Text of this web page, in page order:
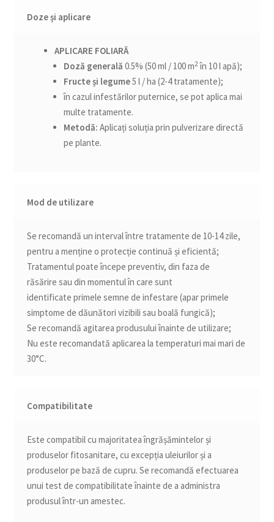
Doze și aplicare
APLICARE FOLIARĂ
Doză generală 0.5% (50 ml / 100 m2în 10 l apă);
Fructe și legume5 l / ha (2-4 tratamente);
în cazul infestărilor puternice, se pot aplica mai
multe tratamente.
Metodă: Aplicați soluția prin pulverizare directă
pe plante.
Mod de utilizare
Se recomandă un interval între tratamente de 10-14 zile,
pentru a menține o protecție continuă și eficientă;
Tratamentul poate începe preventiv, din faza de
răsărire sau din momentul în care sunt
identificate primele semne de infestare (apar primele
simptome de dăunători vizibili sau boală fungică);
Se recomandă agitarea produsului înainte de utilizare;
Nu este recomandată aplicarea la temperaturi mai mari de
30°C.
Compatibilitate
Este compatibil cu majoritatea îngrășămintelor și
produselor fitosanitare, cu excepția uleiurilor și a
produselor pe bază de cupru. Se recomandă efectuarea
unui test de compatibilitate înainte de a administra
produsul într-un amestec.